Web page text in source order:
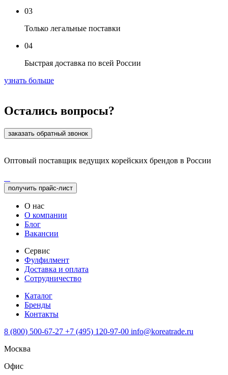
03
Только легальные поставки
04
Быстрая доставка по всей России
узнать больше
Остались вопросы?
заказать обратный звонок
Оптовый поставщик ведущих корейских брендов в России
получить прайс-лист
О нас
О компании
Блог
Вакансии
Сервис
Фулфилмент
Доставка и оплата
Сотрудничество
Каталог
Бренды
Контакты
8 (800) 500-67-27 +7 (495) 120-97-00 info@koreatrade.ru
Москва
Офис